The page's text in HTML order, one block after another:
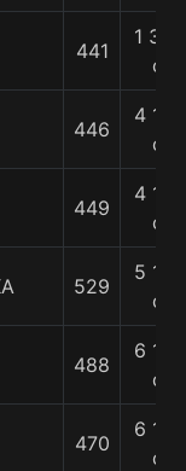
441
1 3/4
c
446
4 1/2
c
449
4 1/2
c
529
5 1/2
c
488
6 1/4
c
470
6 1/2
c